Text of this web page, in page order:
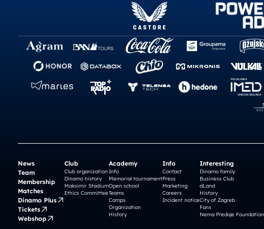
News
Team
Membership
Matches
Dinamo Plus
Tickets
Webshop
Club
Club organization
Dinamo history
Maksimir Stadium
Ethics Committee
Academy
Info
Memorial tournament
Open school
Teams
Camps
Organization
History
Info
Contact
Press
Marketing
Careers
Incident notice
Interesting
Dinamo family
Business Club
dLand
History
City of Zagreb
Fans
Nema Predaje Foundation